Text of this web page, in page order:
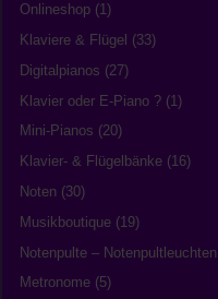
Onlineshop (1)
Klaviere & Flügel (33)
Digitalpianos (27)
Klavier oder E-Piano ? (1)
Mini-Pianos (20)
Klavier- & Flügelbänke (16)
Noten (30)
Musikboutique (19)
Notenpulte – Notenpultleuchten
Metronome (5)